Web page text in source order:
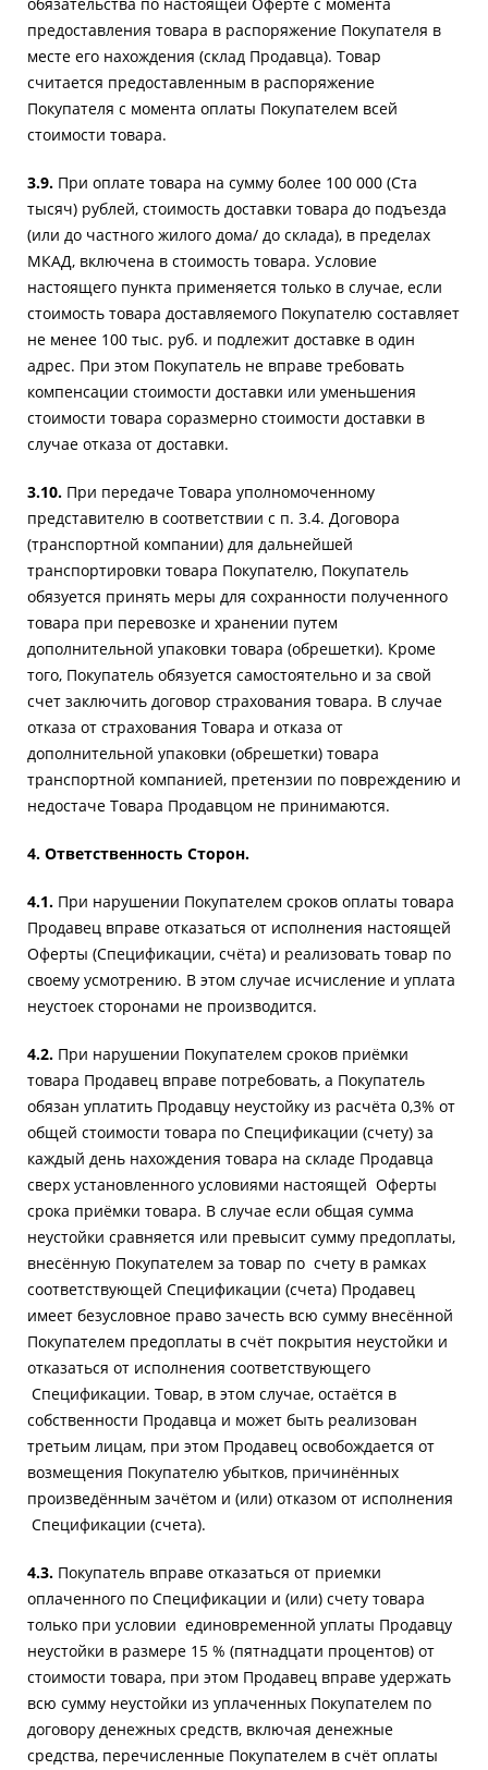
предоставления товара в распоряжение Покупателя в
месте его нахождения (склад Продавца). Товар
считается предоставленным в распоряжение
Покупателя с момента оплаты Покупателем всей
стоимости товара.
3.9. При оплате товара на сумму более 100 000 (Cта
тысяч) рублей, стоимость доставки товара до подъезда
(или до частного жилого дома/ до склада), в пределах
МКАД, включена в стоимость товара. Условие
настоящего пункта применяется только в случае, если
стоимость товара доставляемого Покупателю составляет
не менее 100 тыс. руб. и подлежит доставке в один
адрес. При этом Покупатель не вправе требовать
компенсации стоимости доставки или уменьшения
стоимости товара соразмерно стоимости доставки в
случае отказа от доставки.
3.10. При передаче Товара уполномоченному
представителю в соответствии с п. 3.4. Договора
(транспортной компании) для дальнейшей
транспортировки товара Покупателю, Покупатель
обязуется принять меры для сохранности полученного
товара при перевозке и хранении путем
дополнительной упаковки товара (обрешетки). Кроме
того, Покупатель обязуется самостоятельно и за свой
счет заключить договор страхования товара. В случае
отказа от страхования Товара и отказа от
дополнительной упаковки (обрешетки) товара
транспортной компанией, претензии по повреждению и
недостаче Товара Продавцом не принимаются.
4. Ответственность Сторон.
4.1. При нарушении Покупателем сроков оплаты товара
Продавец вправе отказаться от исполнения настоящей
Оферты (Спецификации, счёта) и реализовать товар по
своему усмотрению. В этом случае исчисление и уплата
неустоек сторонами не производится.
4.2. При нарушении Покупателем сроков приёмки
товара Продавец вправе потребовать, а Покупатель
обязан уплатить Продавцу неустойку из расчёта 0,3% от
общей стоимости товара по Спецификации (счету) за
каждый день нахождения товара на складе Продавца
сверх установленного условиями настоящей Оферты
срока приёмки товара. В случае если общая сумма
неустойки сравняется или превысит сумму предоплаты,
внесённую Покупателем за товар по счету в рамках
соответствующей Спецификации (счета) Продавец
имеет безусловное право зачесть всю сумму внесённой
Покупателем предоплаты в счёт покрытия неустойки и
отказаться от исполнения соответствующего
Спецификации. Товар, в этом случае, остаётся в
собственности Продавца и может быть реализован
третьим лицам, при этом Продавец освобождается от
возмещения Покупателю убытков, причинённых
произведённым зачётом и (или) отказом от исполнения
Спецификации (счета).
4.3. Покупатель вправе отказаться от приемки
оплаченного по Спецификации и (или) счету товара
только при условии единовременной уплаты Продавцу
неустойки в размере 15 % (пятнадцати процентов) от
стоимости товара, при этом Продавец вправе удержать
всю сумму неустойки из уплаченных Покупателем по
договору денежных средств, включая денежные
средства, перечисленные Покупателем в счёт оплаты